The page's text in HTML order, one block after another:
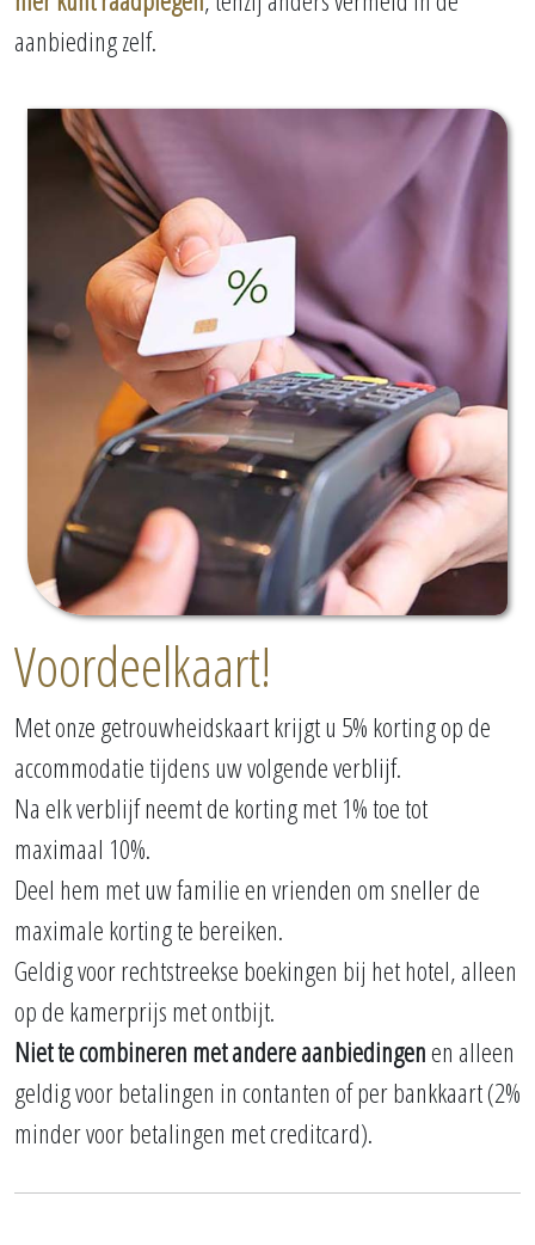
aanbieding zelf.
Voordeelkaart!
Met onze getrouwheidskaart krijgt u 5% korting op de
accommodatie tijdens uw volgende verblijf.
Na elk verblijf neemt de korting met 1% toe tot
maximaal 10%.
Deel hem met uw familie en vrienden om sneller de
maximale korting te bereiken.
Geldig voor rechtstreekse boekingen bij het hotel, alleen
op de kamerprijs met ontbijt.
Niet te combineren met andere aanbiedingenen alleen
geldig voor betalingen in contanten of per bankkaart (2%
minder voor betalingen met creditcard).